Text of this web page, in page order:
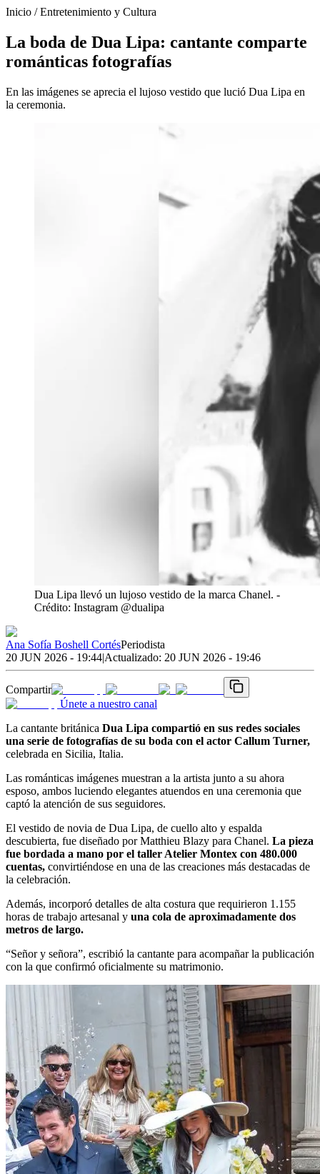
Inicio /Entretenimiento y Cultura
La boda de Dua Lipa: cantante comparte
románticas fotografías
En las imágenes se aprecia el lujoso vestido que lució Dua Lipa en
la ceremonia.
Dua Lipa llevó un lujoso vestido de la marca Chanel. -
Crédito: Instagram @dualipa
Ana Sofía Boshell CortésPeriodista
20 JUN 2026 - 19:44|Actualizado: 20 JUN 2026 - 19:46
Compartir
Únete a nuestro canal
La cantante británica Dua Lipa compartió en sus redes sociales
una serie de fotografías de su boda con el actor Callum Turner,
celebrada en Sicilia, Italia.
Las románticas imágenes muestran a la artista junto a su ahora
esposo, ambos luciendo elegantes atuendos en una ceremonia que
captó la atención de sus seguidores.
El vestido de novia de Dua Lipa, de cuello alto y espalda
descubierta, fue diseñado por Matthieu Blazy para Chanel. La pieza
fue bordada a mano por el taller Atelier Montex con 480.000
cuentas, convirtiéndose en una de las creaciones más destacadas de
la celebración.
Además, incorporó detalles de alta costura que requirieron 1.155
horas de trabajo artesanal y una cola de aproximadamente dos
metros de largo.
“Señor y señora”, escribió la cantante para acompañar la publicación
con la que confirmó oficialmente su matrimonio.